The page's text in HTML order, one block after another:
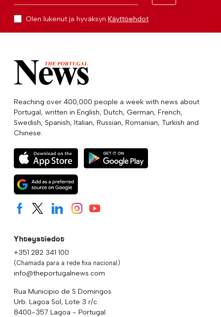
Olen lukenut ja hyväksyn Käyttöehdot
Reaching over 400,000 people a week with news about
Portugal, written in English, Dutch, German, French,
Swedish, Spanish, Italian, Russian, Romanian, Turkish and
Chinese.
Yhteystiedot
+351 282 341 100
(Chamada para a rede fixa nacional)
info@theportugalnews.com
Rua Municipio de S Domingos
Urb. Lagoa Sol, Lote 3 r/c
8400-357 Lagoa - Portugal